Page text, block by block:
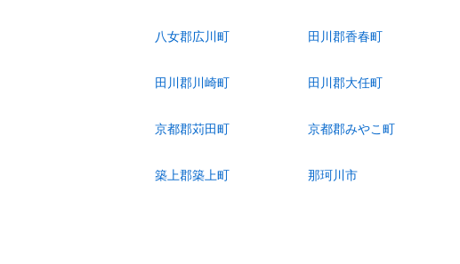
八女郡広川町 田川郡香春町
田川郡川崎町 田川郡大任町
京都郡苅田町 京都郡みやこ町
築上郡築上町 那珂川市